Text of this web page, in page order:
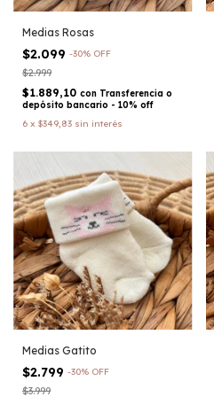
Medias Rosas
$2.099 -30% OFF
$2.999
$1.889,10 con Transferencia o
depósito bancario - 10% off
6 x $349,83 sin interés
Medias Gatito
$2.799 -30% OFF
$3.999